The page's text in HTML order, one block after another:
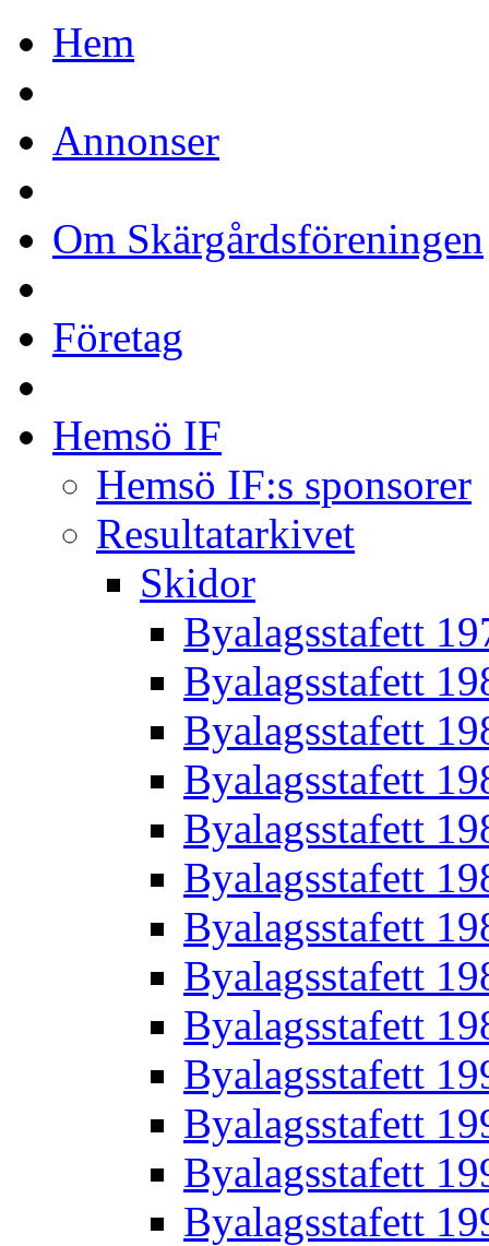
Hem
Annonser
Om Skärgårdsföreningen
Företag
Hemsö IF
Hemsö IF:s sponsorer
Resultatarkivet
Skidor
Byalagsstafett
Byalagsstafett
Byalagsstafett
Byalagsstafett
Byalagsstafett
Byalagsstafett
Byalagsstafett
Byalagsstafett
Byalagsstafett
Byalagsstafett
Byalagsstafett
Byalagsstafett
Byalagsstafett